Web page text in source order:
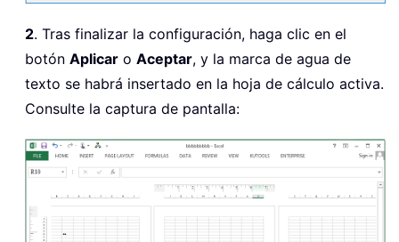
2. Tras finalizar la configuración, haga clic en el
botón Aplicar o Aceptar, y la marca de agua de
texto se habrá insertado en la hoja de cálculo activa.
Consulte la captura de pantalla: